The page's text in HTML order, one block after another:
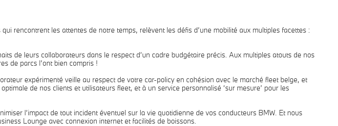
rencontrent les attentes de notre temps, relèvent les défis d’une mobilité aux multiples facettes :
de leurs collaborateurs dans le respect d’un cadre budgétaire précis. Aux multiples atouts de nos
de parcs l’ont bien compris !
expérimenté veille au respect de votre car-policy en cohésion avec le marché fleet belge, et
de nos clients et utilisateurs fleet, et à un service personnalisé ‘sur mesure’ pour les
l’impact de tout incident éventuel sur la vie quotidienne de vos conducteurs BMW. Et nous
Lounge avec connexion internet et facilités de boissons.